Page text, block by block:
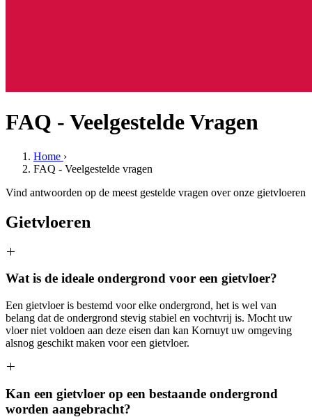
FAQ - Veelgestelde Vragen
Home ›
FAQ - Veelgestelde vragen
Vind antwoorden op de meest gestelde vragen over onze gietvloeren
Gietvloeren
Wat is de ideale ondergrond voor een gietvloer?
Een gietvloer is bestemd voor elke ondergrond, het is wel van
belang dat de ondergrond stevig stabiel en vochtvrij is. Mocht uw
vloer niet voldoen aan deze eisen dan kan Kornuyt uw omgeving
alsnog geschikt maken voor een gietvloer.
Kan een gietvloer op een bestaande ondergrond
worden aangebracht?